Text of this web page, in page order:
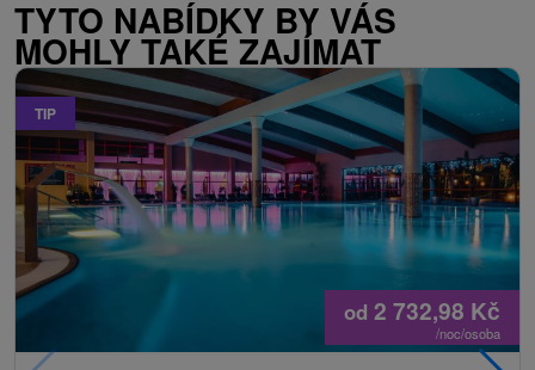
TYTO NABÍDKY BY VÁS
MOHLY TAKÉ ZAJÍMAT
TIP
od 2 732,98 Kč
/noc/osoba